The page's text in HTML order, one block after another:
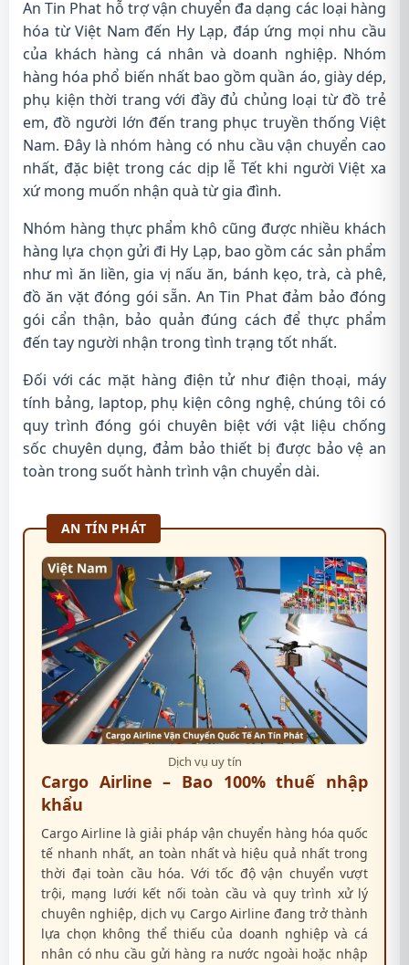
An Tin Phat hỗ trợ vận chuyển đa dạng các loại hàng
hóa từ Việt Nam đến Hy Lạp, đáp ứng mọi nhu cầu
của khách hàng cá nhân và doanh nghiệp. Nhóm
hàng hóa phổ biến nhất bao gồm quần áo, giày dép,
phụ kiện thời trang với đầy đủ chủng loại từ đồ trẻ
em, đồ người lớn đến trang phục truyền thống Việt
Nam. Đây là nhóm hàng có nhu cầu vận chuyển cao
nhất, đặc biệt trong các dịp lễ Tết khi người Việt xa
xứ mong muốn nhận quà từ gia đình.
Nhóm hàng thực phẩm khô cũng được nhiều khách
hàng lựa chọn gửi đi Hy Lạp, bao gồm các sản phẩm
như mì ăn liền, gia vị nấu ăn, bánh kẹo, trà, cà phê,
đồ ăn vặt đóng gói sẵn. An Tin Phat đảm bảo đóng
gói cẩn thận, bảo quản đúng cách để thực phẩm
đến tay người nhận trong tình trạng tốt nhất.
Đối với các mặt hàng điện tử như điện thoại, máy
tính bảng, laptop, phụ kiện công nghệ, chúng tôi có
quy trình đóng gói chuyên biệt với vật liệu chống
sốc chuyên dụng, đảm bảo thiết bị được bảo vệ an
toàn trong suốt hành trình vận chuyển dài.
AN TÍN PHÁT
Dịch vụ uy tín
Cargo Airline – Bao 100% thuế nhập
khẩu
Cargo Airline là giải pháp vận chuyển hàng hóa quốc
tế nhanh nhất, an toàn nhất và hiệu quả nhất trong
thời đại toàn cầu hóa. Với tốc độ vận chuyển vượt
trội, mạng lưới kết nối toàn cầu và quy trình xử lý
chuyên nghiệp, dịch vụ Cargo Airline đang trở thành
lựa chọn không thể thiếu của doanh nghiệp và cá
nhân có nhu cầu gửi hàng ra nước ngoài hoặc nhập